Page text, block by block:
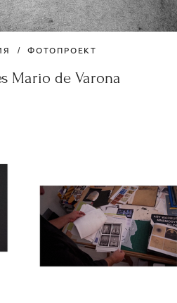
ФОТОПРОЕКТ
Mario de Varona